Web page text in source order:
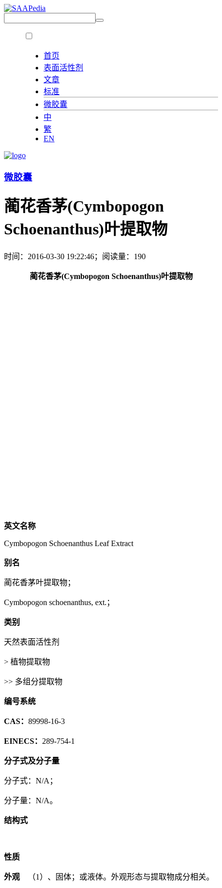
首页
表面活性剂
文章
标准
微胶囊
中
繁
EN
微胶囊
蔺花香茅(Cymbopogon
Schoenanthus)叶提取物
时间：2016-03-30 19:22:46；阅读量：190
蔺花香茅(Cymbopogon Schoenanthus)叶提取物
英文名称
Cymbopogon Schoenanthus Leaf Extract
别名
蔺花香茅叶提取物；
Cymbopogon schoenanthus, ext.；
类别
天然表面活性剂
> 植物提取物
>> 多组分提取物
编号系统
CAS： 89998-16-3
EINECS： 289-754-1
分子式及分子量
分子式：N/A；
分子量：N/A。
结构式
性质
外观 （1）、固体；或液体。外观形态与提取物成分相关。